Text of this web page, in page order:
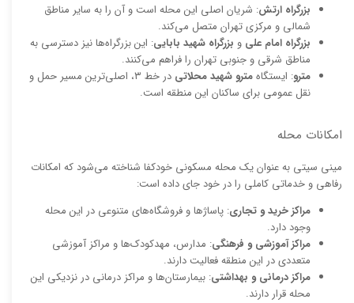
بزرگراه ارتش: شریان اصلی این محله است و آن را به سایر مناطق
شمالی و مرکزی تهران متصل می‌کند.
بزرگراه امام علی و بزرگراه شهید بابایی: این بزرگراه‌ها نیز دسترسی به
مناطق شرقی و جنوبی تهران را فراهم می‌کنند.
مترو: ایستگاهمترو شهید محلاتی
در خط ۳، اصلی‌ترین مسیر حمل و
نقل عمومی برای ساکنان این منطقه است.
امکانات محله
مینی سیتی به عنوان یک محله مسکونی خودکفا شناخته می‌شود که امکانات
رفاهی و خدماتی کاملی را در خود جای داده است:
مراکز خرید و تجاری: پاساژها و فروشگاه‌های متنوعی در این محله
وجود دارد.
مراکز آموزشی و فرهنگی: مدارس، مهدکودک‌ها و مراکز آموزشی
متعددی در این منطقه فعالیت دارند.
مراکز درمانی و بهداشتی: بیمارستان‌ها و مراکز درمانی در نزدیکی این
محله قرار دارند.